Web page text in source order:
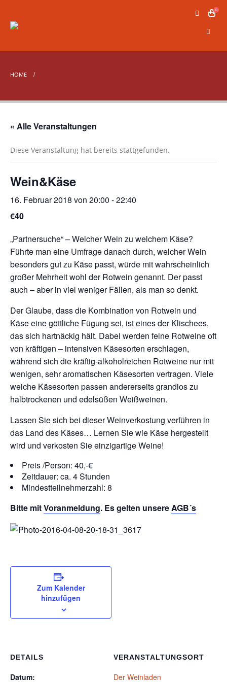
0
HOME
« Alle Veranstaltungen
Diese Veranstaltung hat bereits stattgefunden.
Wein&Käse
16. Februar 2018 von 20:00 -22:40
€40
„Partnersuche“ – Welcher Wein zu welchem Käse?
Führte man eine Umfrage danach durch, welcher Wein
besonders gut zu Käse passt, würde mit wahrscheinlich
großer Mehrheit wohl der Rotwein genannt. Der passt
auch – aber in viel weniger Fällen, als man so denkt.
Der Glaube, dass die Kombination von Rotwein und
Käse eine göttliche Fügung sei, ist eines der Klischees,
das sich hartnäckig hält. Dabei werden feine Rotweine oft
von kräftigen – intensiven Käsesorten erschlagen,
während sich die kräftig-alkoholreichen Rotweine nur mit
wenigen, sehr aromatischen Käsesorten vertragen. Viele
weiche Käsesorten passen andererseits grandios zu
halbtrockenen und edelsüßen Weißweinen.
Lassen Sie sich bei dieser Weinverkostung verführen in
das Land des Käses… Lernen Sie wie Käse hergestellt
wird und verkosten Sie einzigartige Weine!
Preis /Person: 40,-€
Zeitdauer: ca. 4 Stunden
Mindestteilnehmerzahl: 8
Bitte mitVoranmeldung. Es gelten unsereAGB´s
Zum Kalender
hinzufügen
DETAILS
Datum:
VERANSTALTUNGSORT
Der Weinladen